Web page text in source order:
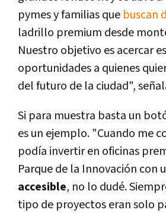
pymes y familias que buscan
ladrillo premium desde
Nuestro objetivo es acercar
oportunidades a quienes
del futuro de la ciudad",
Si para muestra basta un
es un ejemplo. "Cuando me
podía invertir en oficinas
Parque de la Innovación con
accesible, no lo dudé.
tipo de proyectos eran solo